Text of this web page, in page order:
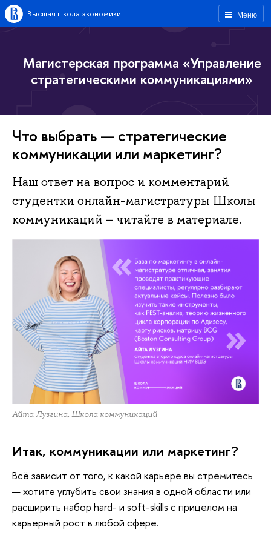
Меню
Высшая школа экономики
Магистерская программа «Управление
стратегическими коммуникациями»
Что выбрать — стратегические
коммуникации или маркетинг?
Наш ответ на вопрос и комментарий
студентки онлайн-магистратуры Школы
коммуникаций – читайте в материале.
Айта Лузгина, Школа коммуникаций
Итак, коммуникации или маркетинг?
Всё зависит от того, к какой карьере вы стремитесь
— хотите углубить свои знания в одной области или
расширить набор hard- и soft-skills с прицелом на
карьерный рост в любой сфере.